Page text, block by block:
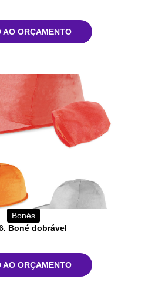
AO ORÇAMENTO
Bonés
Boné dobrável
AO ORÇAMENTO